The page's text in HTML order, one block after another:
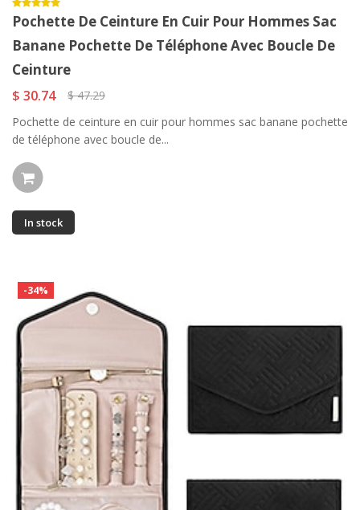
Pochette De Ceinture En Cuir Pour Hommes Sac
Banane Pochette De Téléphone Avec Boucle De
Ceinture
$ 30.74
$ 47.29
Pochette de ceinture en cuir pour hommes sac banane pochette
de téléphone avec boucle de...
In stock
-34%